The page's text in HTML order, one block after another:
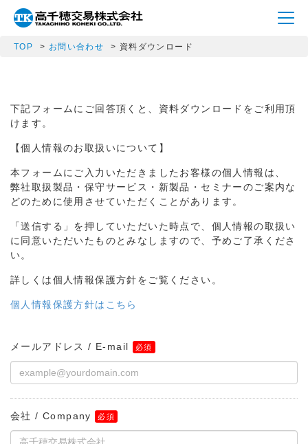
TOP お問い合わせ 資料ダウンロード
下記フォームにご回答頂くと、資料ダウンロードをご利用頂
けます。
【個人情報のお取扱いについて】
本フォームにご入力いただきましたお客様の個人情報は、
弊社取扱製品・保守サービス・新製品・セミナーのご案内な
どのために使用させていただくことがあります。
「送信する」を押していただいた時点で、個人情報の取扱い
に同意いただいたものとみなしますので、予めご了承くださ
い。
詳しくは個人情報保護方針をご覧ください。
個人情報保護方針はこちら
メールアドレス / E-mail
会社 / Company